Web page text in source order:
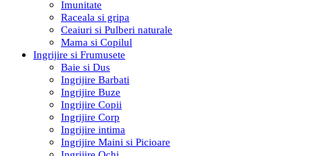
Imunitate
Raceala si gripa
Ceaiuri si Pulberi naturale
Mama si Copilul
Ingrijire si Frumusete
Baie si Dus
Ingrijire Barbati
Ingrijire Buze
Ingrijire Copii
Ingrijire Corp
Ingrijire intima
Ingrijire Maini si Picioare